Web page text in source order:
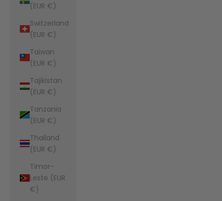
(EUR €)
Switzerland
(EUR €)
Taiwan
(EUR €)
Tajikistan
(EUR €)
Tanzania
(EUR €)
Thailand
(EUR €)
Timor-
Leste (EUR
€)